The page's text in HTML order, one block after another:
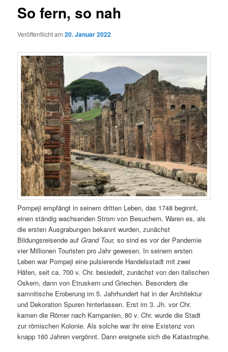
So fern, so nah
Veröffentlicht am20. Januar 2022
Pompeji empfängt in seinem dritten Leben, das 1748 beginnt,
einen ständig wachsenden Strom von Besuchern. Waren es, als
die ersten Ausgrabungen bekannt wurden, zunächst
Bildungsreisende aufGrand Tour,so sind es vor der Pandemie
vier Millionen Touristen pro Jahr gewesen. In seinem ersten
Leben war Pompeji eine pulsierende Handelsstadt mit zwei
Häfen, seit ca. 700 v. Chr. besiedelt, zunächst von den italischen
Oskern, dann von Etruskern und Griechen. Besonders die
samnitische Eroberung im 5. Jahrhundert hat in der Architektur
und Dekoration Spuren hinterlassen. Erst im 3. Jh. vor Chr.
kamen die Römer nach Kampanien, 80 v. Chr. wurde die Stadt
zur römischen Kolonie. Als solche war ihr eine Existenz von
knapp 160 Jahren vergönnt. Dann ereignete sich die Katastrophe.